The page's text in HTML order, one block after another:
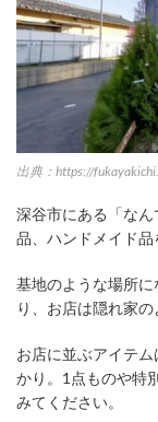
出典：https://
深谷市にある「な
品、ハンドメイド品
基地のような場所
り、お店は隠れ家
お店に並ぶアイテ
かり。1点ものや特
みてください。